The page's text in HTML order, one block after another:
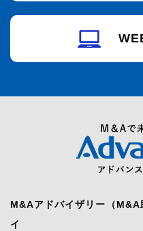
M&Aアドバイザリー（M&A
イ